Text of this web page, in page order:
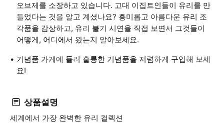
오브제를 소장하고 있습니다. 고대 이집트인들이 유리를 만
들었다는 것을 알고 계셨나요? 흥미롭고 아름다운 유리 조
각품을 감상하고, 유리 불기 시연을 직접 보면서 그것들이
어떻게, 어디에서 왔는지 알아보세요.
기념품 가게에 들러 훌륭한 기념품을 저렴하게 구입해 보세
요!
상품설명
세계에서 가장 완벽한 유리 컬렉션